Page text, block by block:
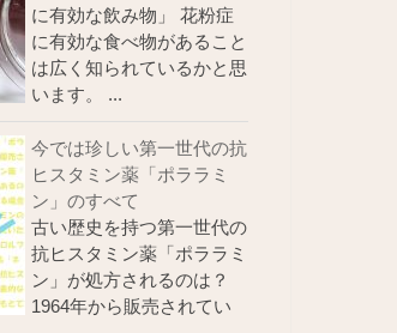
に有効な飲み物」 花粉症
に有効な食べ物があること
は広く知られているかと思
います。 ...
今では珍しい第一世代の抗
ヒスタミン薬「ポララミ
ン」のすべて
古い歴史を持つ第一世代の
抗ヒスタミン薬「ポララミ
ン」が処方されるのは？
1964年から販売されてい